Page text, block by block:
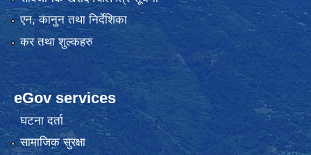
एन, कानुन तथा निर्देशिका
कर तथा शुल्कहरु
eGov services
घटना दर्ता
सामाजिक सुरक्षा